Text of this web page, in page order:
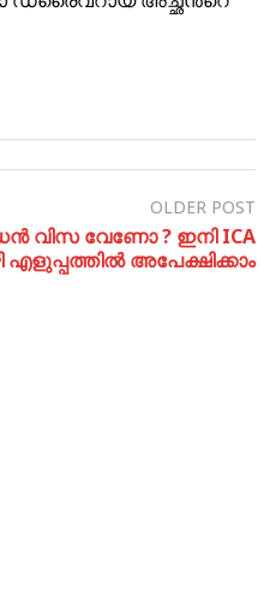
OLDER POST
വേണോ ? ഇനി ICA
എളുപ്പത്തിൽ അപേക്ഷിക്കാം